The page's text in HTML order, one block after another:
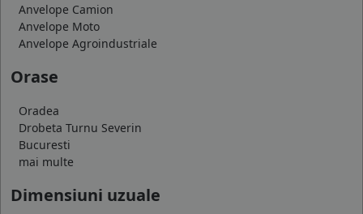
Anvelope Camion
Anvelope Moto
Anvelope Agroindustriale
Orase
Oradea
Drobeta Turnu Severin
Bucuresti
mai multe
Dimensiuni uzuale